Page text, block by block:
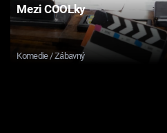
Mezi COOLky
Komedie / Zábavný